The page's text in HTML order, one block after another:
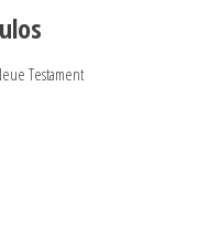
Testament